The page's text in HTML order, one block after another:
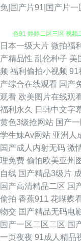
免|国产片91|国产片一
91色涩 欧美啪啪啪一区
色91 婷婷二区三区 视频
亚洲久久一道本视频 正
件看片下载 91午夜在线
乐园在线影视 日韩精品
生活在线免费观看 五月
一级片 91n在线 91国视
视频后入 91内射母女
日本一级大片 微拍福
产精品性 乱伦种子 美
频 福利偷拍小视频 91
产综合在线观看 国产
观看 欧美图片在线观
福利永久
日韩中文字
黄色3级抢网站 国产
学生妹Av网站 亚洲人
国产成人内射无码 激
理免费 偷怕欧美亚州
自线 国产精品3级片
国产高清精品二区 国
偷拍 香蕉911 花蝴蝶
物交 国产精品无码电
国产一区二区二区 国
一页夜夜 91成人精品